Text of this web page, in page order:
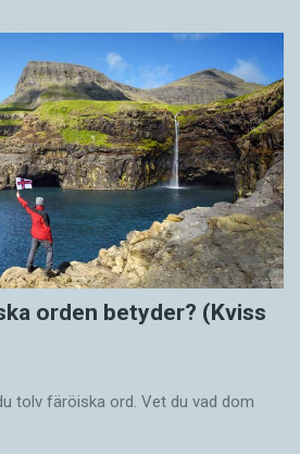
orden betyder? (Kviss
tolv färöiska ord. Vet du vad dom